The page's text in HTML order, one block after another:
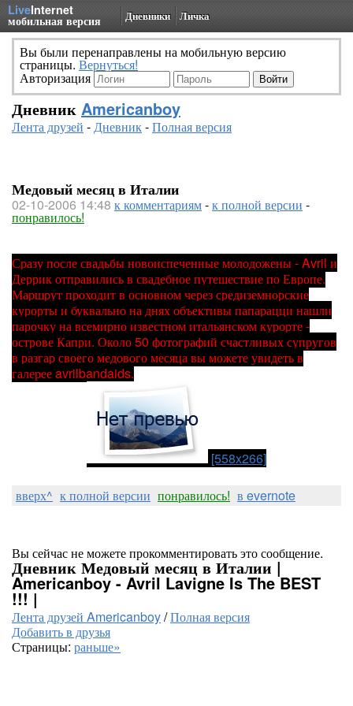
LiveInternet
мобильная версия Дневники Личка
Вы были перенаправлены на мобильную версию
страницы. Вернуться!
Авторизация
Дневник Americanboy
Лента друзей -Дневник-Полная версия
Медовый месяц в Италии
02-10-2006 14:48 к комментариям-к полной версии -
понравилось!
Сразу после свадьбы новоиспеченные молодожены - Avril и
Деррик отправились в свадебное путешествие по Европе.
Маршрут проходит в основном через средиземнорские
курорты и буквально на днях объективы папарацци нашли
парочку на всемирно известном итальянском курорте -
острове Капри. Около 50 фотографий счастливых супругов
в разгар своего медового месяца вы можете увидеть в
галерее avrilbandaids.
[558x266]
вверх^ к полной версии понравилось! в evernote
Вы сейчас не можете прокомментировать это сообщение.
Дневник Медовый месяц в Италии |
Americanboy - Avril Lavigne Is The BEST
!!! |
Лента друзей Americanboy/Полная версия
Добавить в друзья
Страницы: раньше»